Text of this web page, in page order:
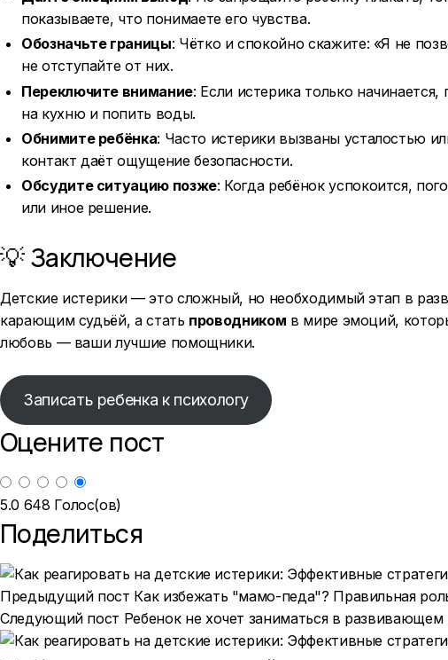
показываете, что понимаете его чувства.
Обозначьте границы: Чётко и спокойно скажите: «Я не
не отступайте от них.
Переключите внимание: Если истерика только
на кухню и попить воды.
Обнимите ребёнка: Часто истерики вызваны усталостью
контакт даёт ощущение безопасности.
Обсудите ситуацию позже: Когда ребёнок успокоится,
или иное решение.
💡 Заключение
Детские истерики — это сложный, но необходимый этап в
карающим судьёй, а стать проводником в мире эмоций,
любовь — ваши лучшие помощники.
Записать ребенка к психологу
Оцените пост
5.0 648 Голос(ов)
Поделиться
Предыдущий пост Как избежать "мамо-педа"? Правильная
Следующий пост Ребенок не хочет заниматься в